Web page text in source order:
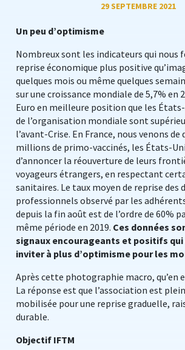
29 SEPTEMBRE 2021
Un peu d’optimisme
Nombreux sont les indicateurs qui nous
reprise économique plus positive
quelques mois ou même quelques
sur une croissance mondiale de 5,7% en
Euro en meilleure position que les
de l’organisation mondiale sont
l’avant-Crise. En France, nous venons de
millions de primo-vaccinés, les États-
d’annoncer la réouverture de leurs
voyageurs étrangers, en respectant
sanitaires. Le taux moyen de reprise des
professionnels observé par les adhérents
depuis la fin août est de l’ordre de 60%
même période en 2019. Ces données
signaux encourageants et positifs
inviter à plus d’optimisme pour les
Après cette photographie macro, qu’en
La réponse est que l’association est
mobilisée pour une reprise graduelle,
durable.
Objectif IFTM